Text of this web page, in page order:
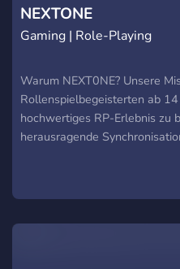
NEXTONE
Gaming | Role-Playing
Warum NEXT0NE? Unsere
Rollenspielbegeisterten ab
hochwertiges RP-Erlebnis zu
herausragende
kannst du bei uns erwarten?
Immobilienpreise: Wir